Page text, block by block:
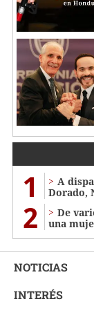
1
A
Dorado,
2
De
una
NOTICIAS
INTERÉS